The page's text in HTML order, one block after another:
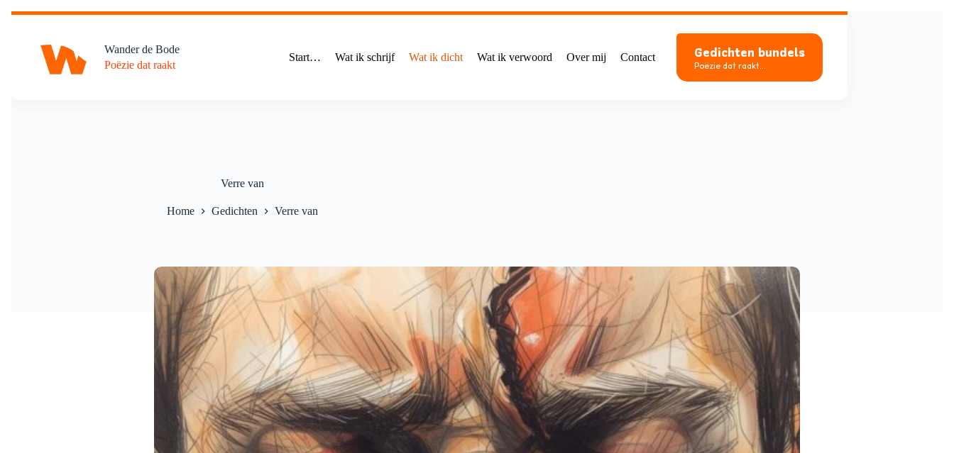
Ga
Wander de Bode
Poëzie dat raakt
Start… Wat ik schrijf Wat ik dicht Wat ik verwoord Over mij Contact Gedichten bundels
Poëzie dat raakt...
Verre van
Home Gedichten Verre van